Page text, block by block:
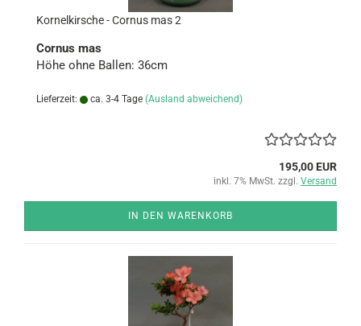
Kor­nel­kir­sche - Cor­nus mas 2
Cor­nus mas
Höhe ohne Bal­len: 36cm
Lieferzeit: ca. 3-4 Tage (Ausland abweichend)
195,00 EUR
inkl. 7% MwSt. zzgl. Versand
IN DEN WARENKORB